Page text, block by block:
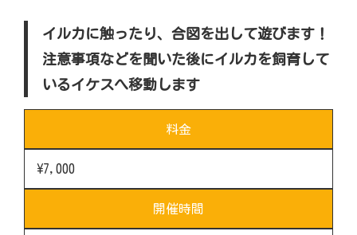
イルカに触ったり、合図を出して遊びます！
注意事項などを聞いた後にイルカを飼育して
いるイケスへ移動します
料金
\7,000
開催時間